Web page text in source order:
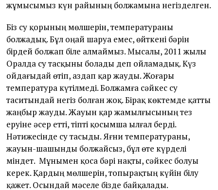
жұмысымыз күн райының болжамына негізделген.
Біз су қорының мөлшерін, температураны
болжадық. Бұл оңай шаруа емес, өйткені бәрін
бірдей болжап біле алмаймыз. Мысалы, 2011 жылы
Оралда су тасқыны болады деп ойламадық. Күз
ойдағыдай өтіп, аздап қар жауды. Жоғары
температура күтілмеді. Болжамға сәйкес су
таситындай негіз болған жоқ. Бірақ көктемде қатты
жаңбыр жауды. Жауын қар жамылғысының тез
еруіне әсер етті, тіпті қосымша ылғал берді.
Нәтижесінде су тасыды. Яғни температураны,
жауын-шашынды болжайсыз, бұл өте күрделі
міндет. Мұнымен қоса бәрі нақты, сәйкес болуы
керек. Қардың мөлшерін, топырақтың күйін білу
қажет. Осындай мәселе бізде байқалады.